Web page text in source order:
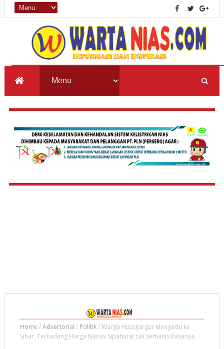
Home /Advertorial / Politik/Warga Hutagurgur Mengadu ke
Sihar, Terkadang Harga Nanas Sipahutar tak Semanis Rasanya